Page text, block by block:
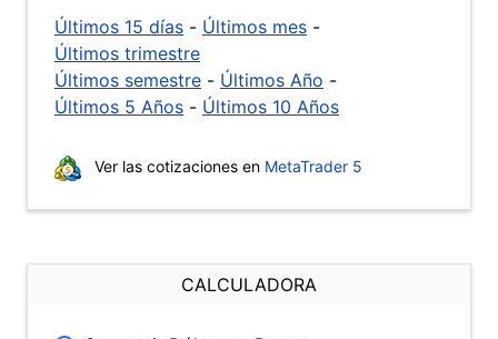
Últimos 15 días - Últimos mes -
Últimos trimestre
Últimos semestre - Últimos Año -
Últimos 5 Años - Últimos 10 Años
Ver las cotizaciones en MetaTrader 5
CALCULADORA